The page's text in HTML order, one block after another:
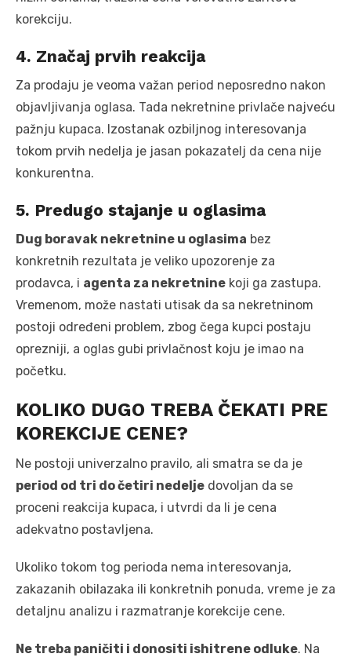
korekciju.
4. Značaj prvih reakcija
Za prodaju je veoma važan period neposredno nakon
objavljivanja oglasa. Tada nekretnine privlače najveću
pažnju kupaca. Izostanak ozbiljnog interesovanja
tokom prvih nedelja je jasan pokazatelj da cena nije
konkurentna.
5. Predugo stajanje u oglasima
Dug boravak nekretnine u oglasima bez
konkretnih rezultata je veliko upozorenje za
prodavca, i agenta za nekretnine koji ga zastupa.
Vremenom, može nastati utisak da sa nekretninom
postoji određeni problem, zbog čega kupci postaju
oprezniji, a oglas gubi privlačnost koju je imao na
početku.
KOLIKO DUGO TREBA ČEKATI PRE
KOREKCIJE CENE?
Ne postoji univerzalno pravilo, ali smatra se da je
period od tri do četiri nedelje dovoljan da se
proceni reakcija kupaca, i utvrdi da li je cena
adekvatno postavljena.
Ukoliko tokom tog perioda nema interesovanja,
zakazanih obilazaka ili konkretnih ponuda, vreme je za
detaljnu analizu i razmatranje korekcije cene.
Ne treba paničiti i donositi ishitrene odluke. Na